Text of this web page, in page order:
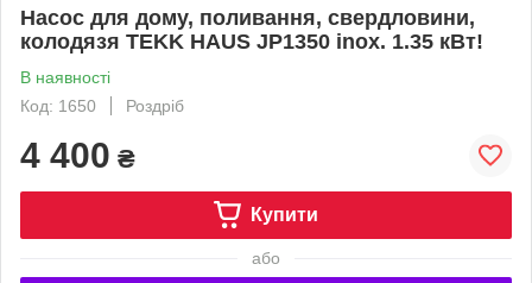
Насос для дому, поливання, свердловини,
колодязя TEKK HAUS JP1350 inox. 1.35 кВт!
В наявності
Код: 1650
Роздріб
4 400 ₴
Купити
або